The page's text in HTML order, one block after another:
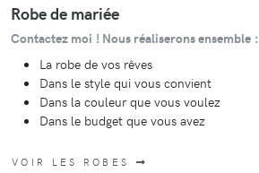
Robe de mariée
Contactez moi ! Nous réaliserons ensemble :
La robe de vos rêves
Dans le style qui vous convient
Dans la couleur que vous voulez
Dans le budget que vous avez
VOIR LES ROBES